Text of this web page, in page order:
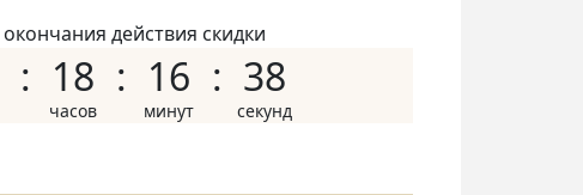
действия скидки
18 16 37